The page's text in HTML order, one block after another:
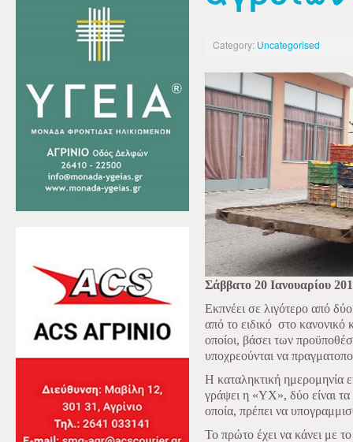
Category: Uncategorised
Σάββατο 20 Ιανουαρίου
Eκπνέει σε λιγότερο από
από το ειδικό στο
οποίοι, βάσει των
υποχρεούνται να
Η καταληκτική ημερομηνία
γράψει η «ΥΧ», δύο είναι τα
οποία, πρέπει να
Το πρώτο έχει να κάνει με